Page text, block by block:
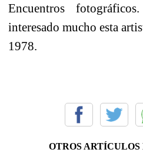
Encuentros
interesado mucho esta
1978.
OTROS